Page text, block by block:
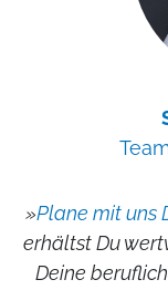
»Plane mit uns
erhältst Du
Deine